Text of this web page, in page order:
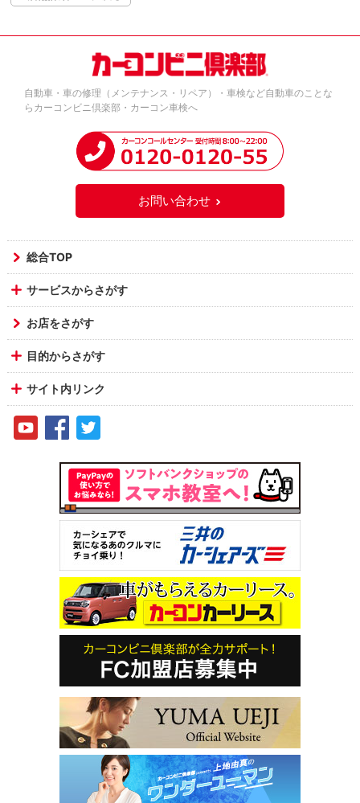
自動車・車の修理（メンテナンス・リペア）・車検など自動車のことな
らカーコンビニ倶楽部・カーコン車検へ
お問い合わせ
総合TOP
サービスからさがす
お店をさがす
目的からさがす
サイト内リンク